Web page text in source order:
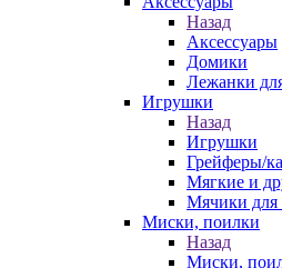
Назад
Аксессуары
Домики
Лежанки
Игрушки
Назад
Игрушки
Грейферы/
Мягкие и
Мячики для
Миски, поилки
Назад
Миски,